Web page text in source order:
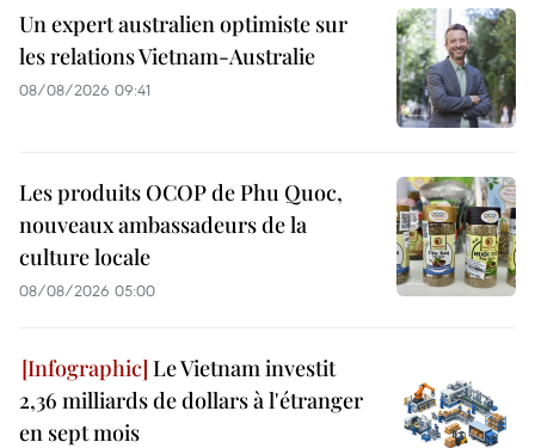
Un expert australien optimiste sur
les relations Vietnam-Australie
08/08/2026 09:41
Les produits OCOP de Phu Quoc,
nouveaux ambassadeurs de la
culture locale
08/08/2026 05:00
Le Vietnam investit
2,36 milliards de dollars à l'étranger
en sept mois